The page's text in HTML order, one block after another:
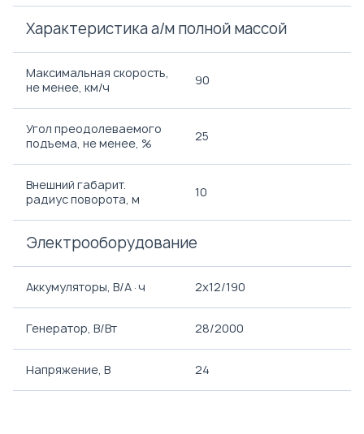
Характеристика а/м полной массой
Максимальная скорость,
не менее, км/ч
90
Угол преодолеваемого
подъема, не менее, %
25
Внешний габарит.
радиус поворота, м
10
Электрооборудование
Аккумуляторы, В/А·ч 2х12/190
Генератор, В/Вт 28/2000
Напряжение, B 24